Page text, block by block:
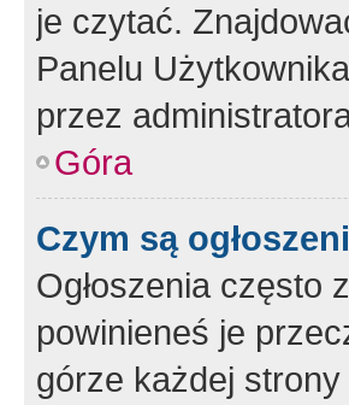
je czytać.
Panelu
przez
Góra
Czym są
Ogłoszenia często
powinieneś je
górze każdej